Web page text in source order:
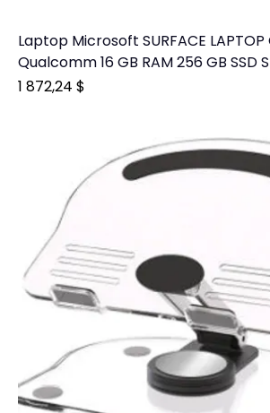
Laptop Microsoft SURFACE LAPTOP
Qualcomm 16 GB RAM 256 GB SSD
Prix
1 872,24 $